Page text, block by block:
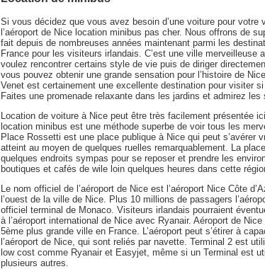
Si vous décidez que vous avez besoin d’une voiture pour
l’aéroport de Nice location minibus pas cher. Nous offrons de
fait depuis de nombreuses années maintenant parmi les
France pour les visiteurs irlandais. C’est une ville merveilleuse
voulez rencontrer certains style de vie puis de diriger
vous pouvez obtenir une grande sensation pour l’histoire de
Venet est certainement une excellente destination pour visiter
Faites une promenade relaxante dans les jardins et admirez les
Location de voiture à Nice peut être très facilement présentée
location minibus est une méthode superbe de voir tous les
Place Rossetti est une place publique à Nice qui peut s’avérer
atteint au moyen de quelques ruelles remarquablement. La
quelques endroits sympas pour se reposer et prendre les
boutiques et cafés de wile loin quelques heures dans cette
Le nom officiel de l’aéroport de Nice est l’aéroport Nice Côte
l’ouest de la ville de Nice. Plus 10 millions de passagers
officiel terminal de Monaco. Visiteurs irlandais pourraient
à l’aéroport international de Nice avec Ryanair. Aéroport de
5ème plus grande ville en France. L’aéroport peut s’étirer à
l’aéroport de Nice, qui sont reliés par navette. Terminal 2 est
low cost comme Ryanair et Easyjet, même si un Terminal est
plusieurs autres.